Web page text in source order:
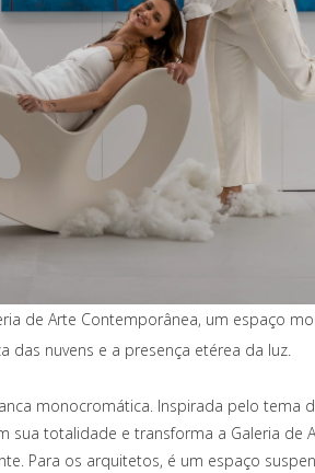
de Arte Contemporânea, um espaço
das nuvens e a presença etérea da luz.
monocromática. Inspirada pelo tema
sua totalidade e transforma a Galeria de
Para os arquitetos, é um espaço